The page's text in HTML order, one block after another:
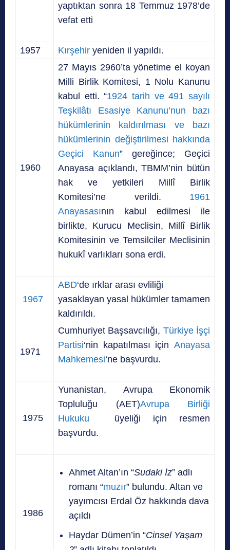
yaptıktan sonra 18 Temmuz 1978’de
vefat etti
1957 Kırşehir yeniden il yapıldı.
1960
27 Mayıs 2960’ta yönetime el koyan
Milli Birlik Komitesi, 1 Nolu Kanunu
kabul etti. “1924 tarih ve 491 sayılı
Teşkilâtı Esasiye Kanunu’nun bazı
hükümlerinin kaldırılması ve bazı
hükümlerinin değiştirilmesi hakkında
Geçici Kanun” gereğince; Geçici
Anayasa açıklandı, TBMM’nin bütün
hak ve yetkileri Millî Birlik
Komitesi’ne verildi. 1961
Anayasasının kabul edilmesi ile
birlikte, Kurucu Meclisin, Millî Birlik
Komitesinin ve Temsilciler Meclisinin
hukukî varlıkları sona erdi.
1967
ABD‘de ırklar arası evliliği
yasaklayan yasal hükümler tamamen
kaldırıldı.
1971
Cumhuriyet Başsavcılığı, Türkiye İşçi
Partisi‘nin kapatılması için Anayasa
Mahkemesi‘ne başvurdu.
1975
Yunanistan, Avrupa Ekonomik
Topluluğu (AET)Avrupa Birliği
Hukuku
üyeliği için resmen
başvurdu.
1986
Ahmet Altan’ın “Sudaki İz” adlı
romanı “muzır” bulundu. Altan ve
yayımcısı Erdal Öz hakkında dava
açıldı
Haydar Dümen’in “Cinsel Yaşam